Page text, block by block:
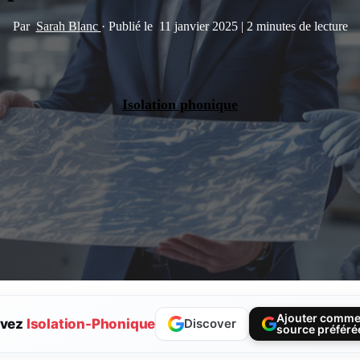
ParSarah Blanc · Publié le 11 janvier 2025 | 2 minutes de lecture
Isolation phonique
Isolation-Phonique Discover
Ajouter comme
source